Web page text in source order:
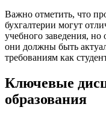
Важно отметить, что
бухгалтерии могут
учебного заведения,
они должны быть
требованиям как
Ключевые
образования